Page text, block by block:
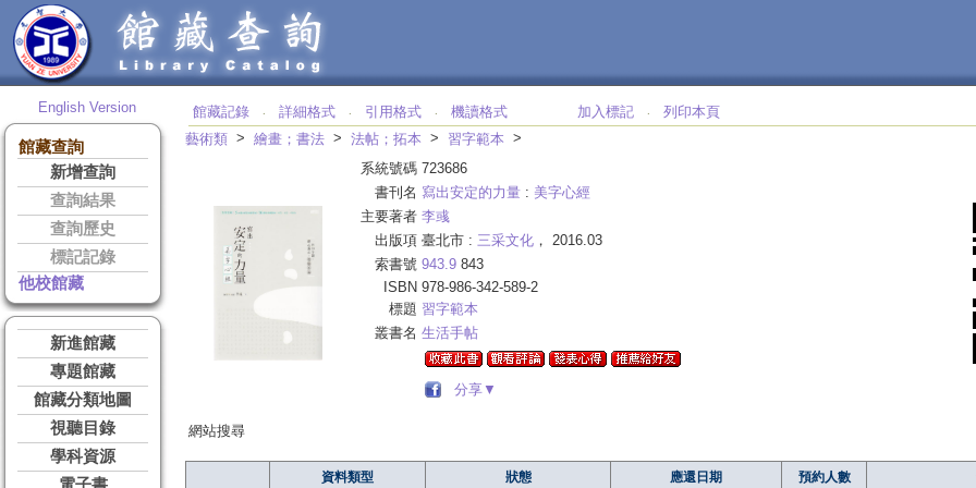
English Version
館藏查詢
新增查詢
查詢結果
查詢歷史
標記記錄
他校館藏
新進館藏
專題館藏
館藏分類地圖
視聽目錄
學科資源
館藏記錄 ‧ 詳細格式 ‧ 引用格式 ‧ 機讀格式 加入標記 ‧
列印本頁
藝術類 > 繪畫；書法 > 法帖；拓本 > 習字範本 >
系統號碼 723686
書刊名 寫出安定的力量 : 美字心經
主要著者 李彧
出版項 臺北市 : 三采文化 ， 2016.03
索書號 943.9 843
ISBN 978-986-342-589-2
標題 習字範本
叢書名 生活手帖
分享▼
網站搜尋
資料類型 狀態 應還日期 預約人數